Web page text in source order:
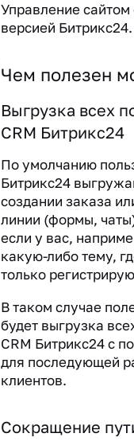
Управление сайтом
версией Битрикс24.
Чем полезен
Выгрузка всех
CRM Битрикс24
По умолчанию
Битрикс24
создании заказа
линии (формы,
если у вас,
какую-либо тему,
только
В таком случае
будет выгрузка
CRM Битрикс24 с
для последующей
клиентов.
Сокращение